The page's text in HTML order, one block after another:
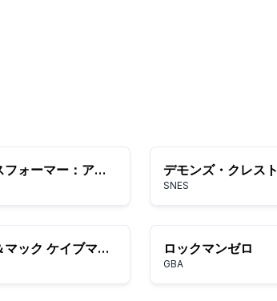
トランスフォーマー：アルティメット・オートボット・エディション デモンズ・クレスト
SNES
ジョー＆マック ケイブマンニンジャ ロックマンゼロ
GBA